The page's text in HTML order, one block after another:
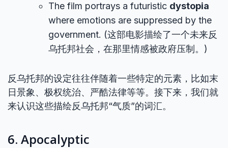
The film portrays a futuristic dystopia
where emotions are suppressed by the
government. (这部电影描绘了一个未来反
乌托邦社会，在那里情感被政府压制。)
反乌托邦的设定往往伴随着一些特定的元素，比如末
日景象、极权统治、严酷法律等等。接下来，我们就
来认识这些描绘反乌托邦“气质”的词汇。
6. Apocalyptic